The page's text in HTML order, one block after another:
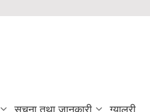
सूचना तथा जानकारी ग्यालरी